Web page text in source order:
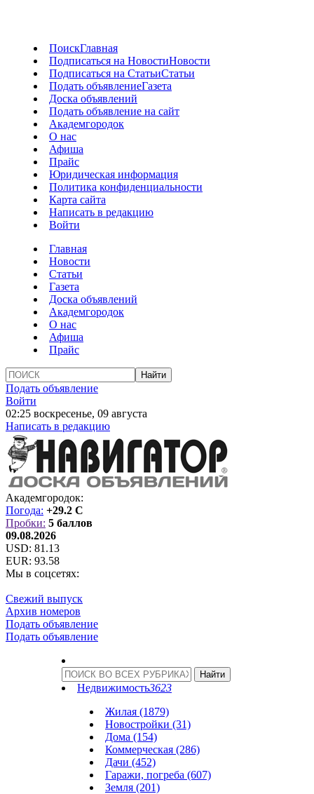
ПоискГлавная
Подписаться на НовостиНовости
Подписаться на СтатьиСтатьи
Подать объявлениеГазета
Доска объявлений
Подать объявление на сайт
Академгородок
О нас
Афиша
Прайс
Юридическая информация
Политика конфиденциальности
Карта сайта
Написать в редакцию
Войти
Главная
Новости
Статьи
Газета
Доска объявлений
Академгородок
О нас
Афиша
Прайс
Подать объявление
Войти
02:25 воскресенье, 09 августа
Написать в редакцию
Академгородок:
Погода: +29.2 C
Пробки: 5 баллов
09.08.2026
USD: 81.13
EUR: 93.58
Мы в соцсетях:
Свежий выпуск
Архив номеров
Подать объявление
Подать объявление
Недвижимость3623
Жилая (1879)
Новостройки (31)
Дома (154)
Коммерческая (286)
Дачи (452)
Гаражи, погреба (607)
Земля (201)